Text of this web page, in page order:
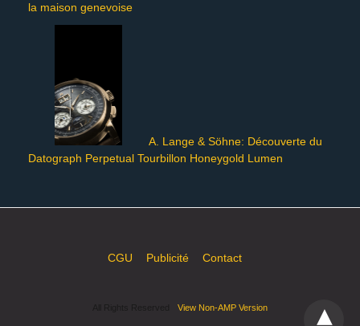
la maison genevoise
A. Lange & Söhne: Découverte du
Datograph Perpetual Tourbillon Honeygold Lumen
CGU Publicité Contact
View Non-AMP Version